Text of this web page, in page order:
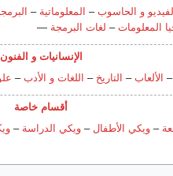
و الحاسوب – المعلوماتية –
المعلومات – لغات البرمجة —
الإنسانيات و الفنون
– الألعاب – التاريخ – اللغات و الأدب –
أقسام خاصة
– ويكي الأطفال – ويكي الدراسة –